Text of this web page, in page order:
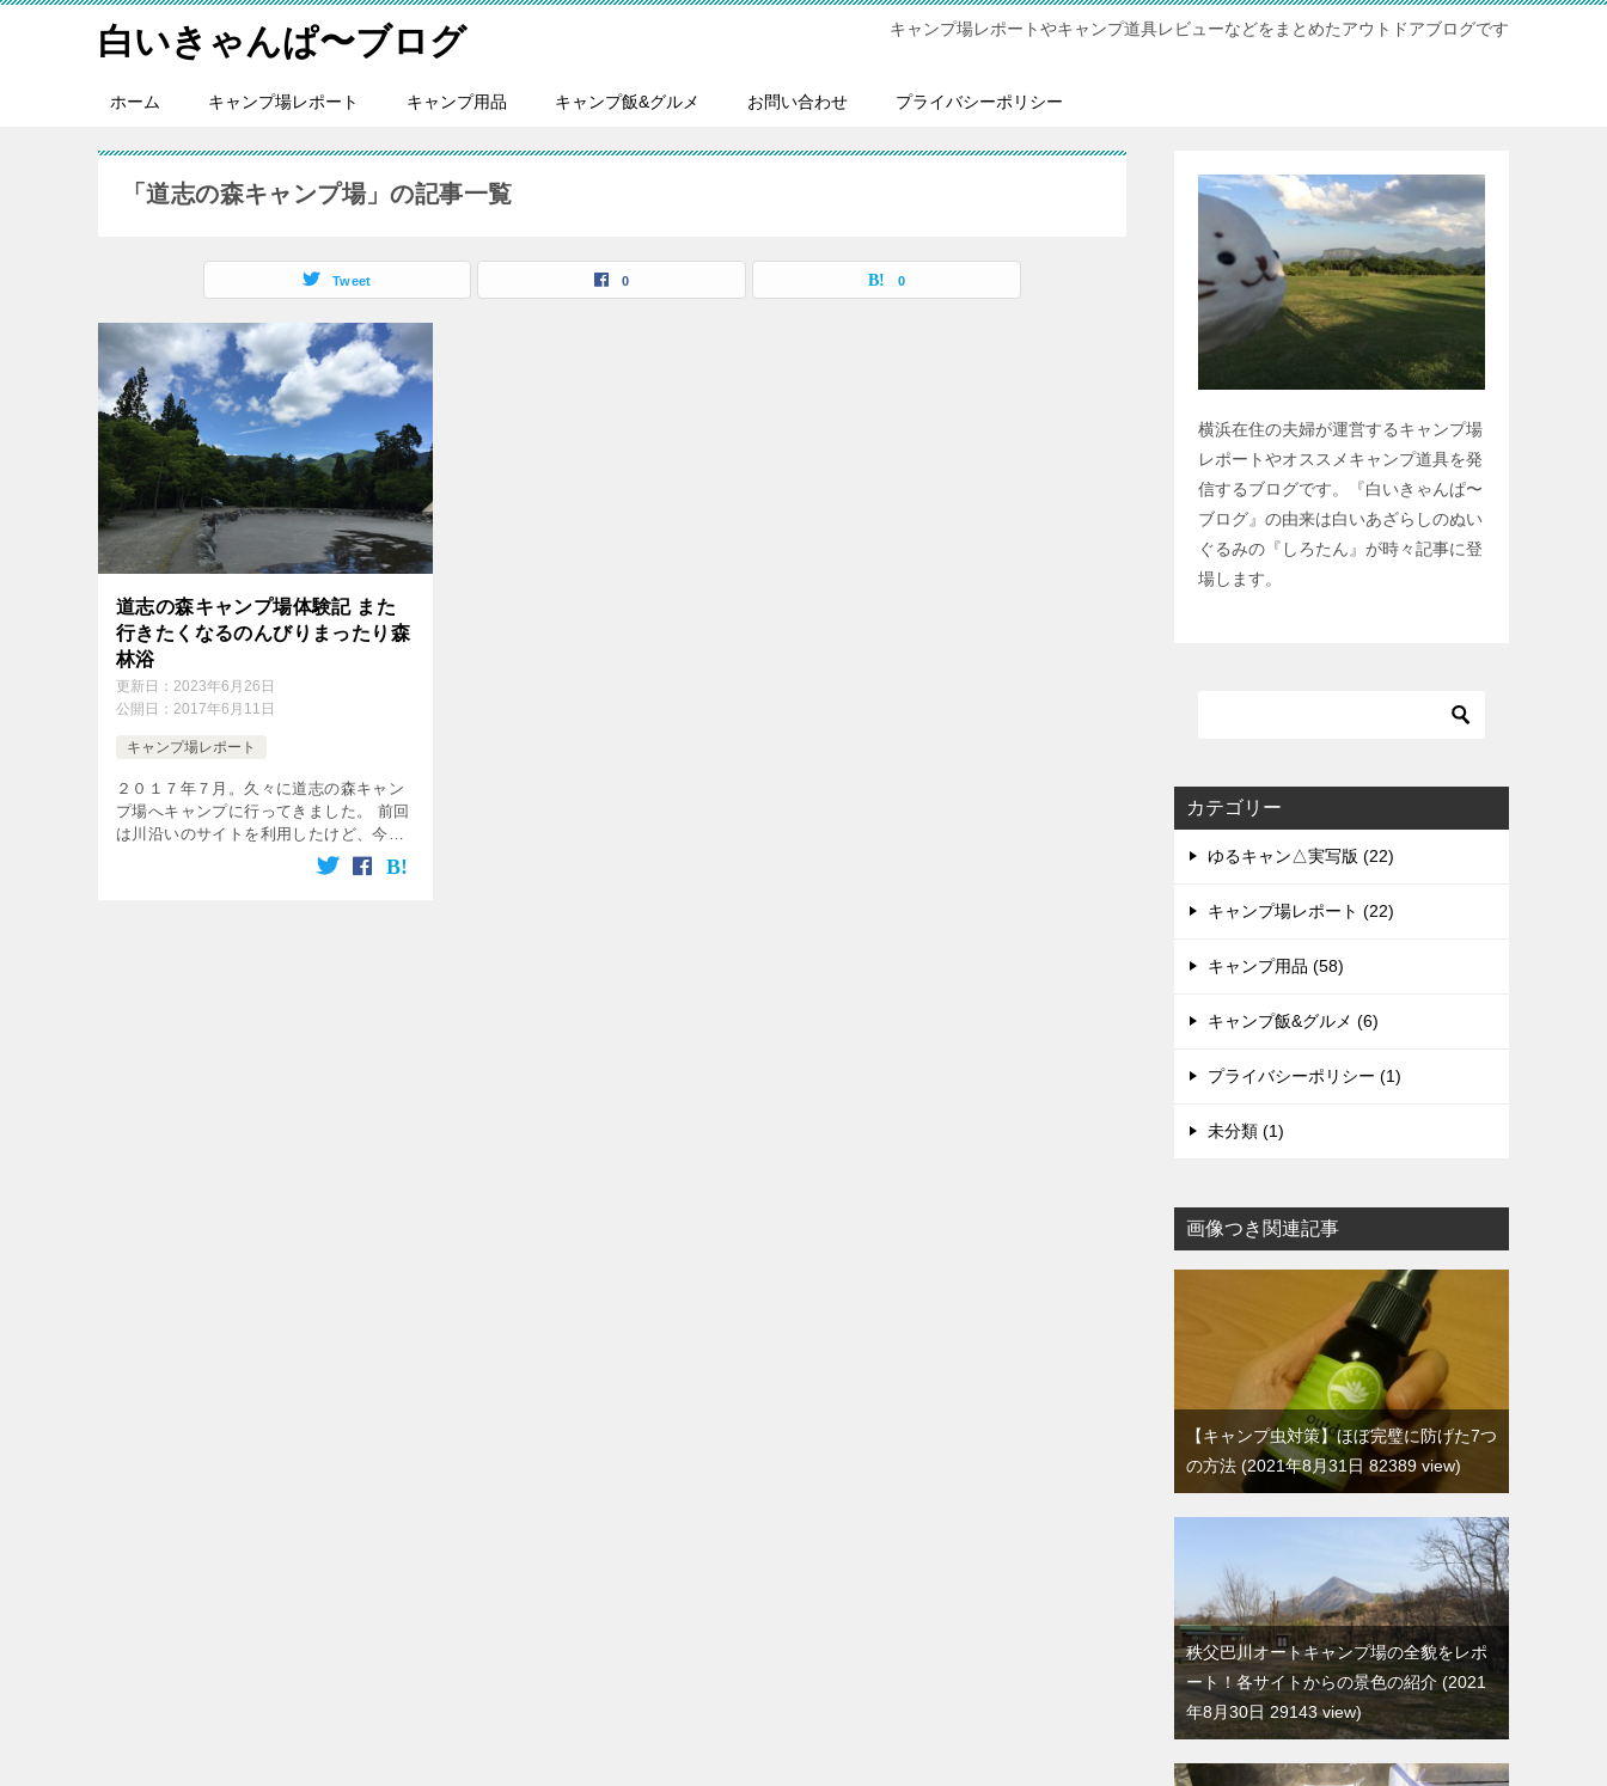
白いきゃんぱ〜ブログ キャンプ場レポートやキャンプ道具レビューなどをまとめたアウトドアブログです
ホーム キャンプ場レポート キャンプ用品 キャンプ飯&グルメ お問い合わせ プライバシーポリシー
「道志の森キャンプ場」の記事一覧
Tweet 0 0
道志の森キャンプ場体験記 また
行きたくなるのんびりまったり森
林浴
更新日： 2023年6月26日
公開日： 2017年6月11日
キャンプ場レポート
２０１７年７月。久々に道志の森キャン
プ場へキャンプに行ってきました。 前回
は川沿いのサイトを利用したけど、今回
はプールのあるサイトです。 下記の地図
の現在地って記している辺りです。 到
横浜在住の夫婦が運営するキャンプ場
レポートやオススメキャンプ道具を発
信するブログです。『白いきゃんぱ〜
ブログ』の由来は白いあざらしのぬい
ぐるみの『しろたん』が時々記事に登
場します。
カテゴリー
ゆるキャン△実写版 (22)
キャンプ場レポート (22)
キャンプ用品 (58)
キャンプ飯&グルメ (6)
プライバシーポリシー (1)
未分類 (1)
画像つき関連記事
【キャンプ虫対策】ほぼ完璧に防げた7つ
の方法
2021年8月31日 82389 view
秩父巴川オートキャンプ場の全貌をレポ
ート！各サイトからの景色の紹介
2021
年8月30日 29143 view